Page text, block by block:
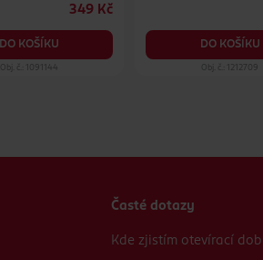
349 Kč
DO KOŠÍKU
Obj. č.: 1091144
DO KOŠÍKU
Obj. č.: 1212709
Časté dotazy
Kde zjistím otevírací